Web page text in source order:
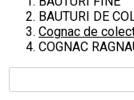
BAUTURI DE
Cognac de
COGNAC